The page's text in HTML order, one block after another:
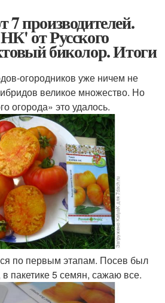
7 производителей.
от Русского
биколор. Итоги
огородников уже ничем не
великое множество. Но
огорода» это удалось.
по первым этапам. Посев был
пакетике 5 семян, сажаю все.